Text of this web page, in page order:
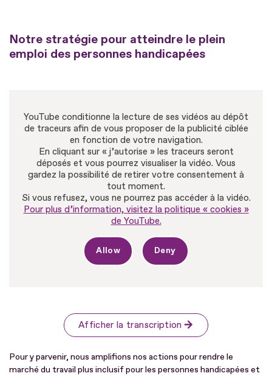
Notre stratégie pour atteindre le plein
emploi des personnes handicapées
YouTube conditionne la lecture de ses vidéos au dépôt
de traceurs afin de vous proposer de la publicité ciblée
en fonction de votre navigation.
En cliquant sur « j’autorise » les traceurs seront
déposés et vous pourrez visualiser la vidéo. Vous
gardez la possibilité de retirer votre consentement à
tout moment.
Si vous refusez, vous ne pourrez pas accéder à la vidéo.
Pour plus d’information, visitez la politique « cookies »
de YouTube.
Allow Deny
Afficher la transcription
Pour y parvenir, nous amplifions nos actions pour rendre le
marché du travail plus inclusif pour les personnes handicapées et